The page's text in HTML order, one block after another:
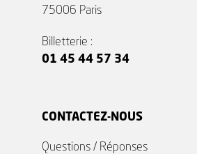
75006 Paris
Billetterie :
01 45 44 57 34
CONTACTEZ-NOUS
Questions / Réponses